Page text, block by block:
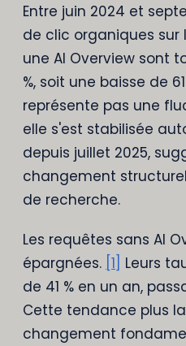
Entre juin 2024 et
de clic organiques
une AI Overview sont
%, soit une baisse de
représente pas une
elle s'est stabilisée
depuis juillet 2025,
changement
de recherche.
Les requêtes sans AI
épargnées. [1] Leurs
de 41 % en un an,
Cette tendance plus
changement